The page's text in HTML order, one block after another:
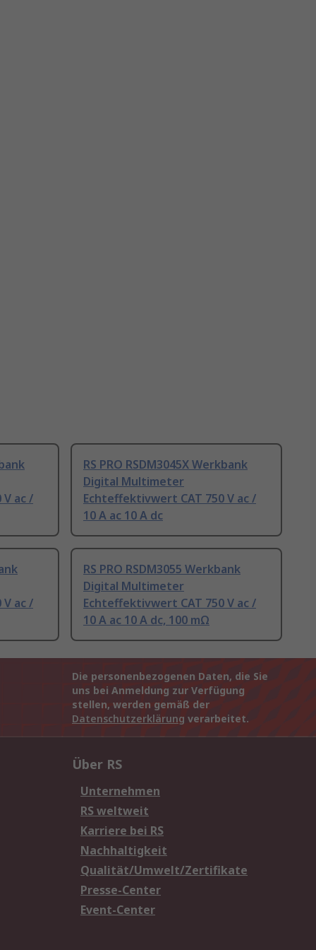
ac /
RS PRO RSDM3045X Werkbank
Digital Multimeter
Echteffektivwert CAT 750 V ac /
10 A ac 10 A dc
ac /
RS PRO RSDM3055 Werkbank
Digital Multimeter
Echteffektivwert CAT 750 V ac /
10 A ac 10 A dc, 100 mΩ
Die personenbezogenen Daten, die Sie
uns bei Anmeldung zur Verfügung
stellen, werden gemäß der
Datenschutzerklärung verarbeitet.
Über RS
Unternehmen
RS weltweit
Karriere bei RS
Nachhaltigkeit
Qualität/Umwelt/Zertifikate
Presse-Center
Event-Center